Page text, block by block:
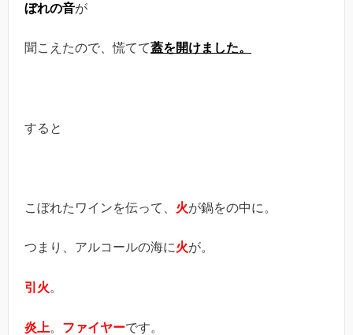
ぼれの音が
聞こえたので、慌てて蓋を開けました。
すると
こぼれたワインを伝って、 火が鍋をの中に。
つまり、アルコールの海に火が。
引火。
炎上。 ファイヤーです。